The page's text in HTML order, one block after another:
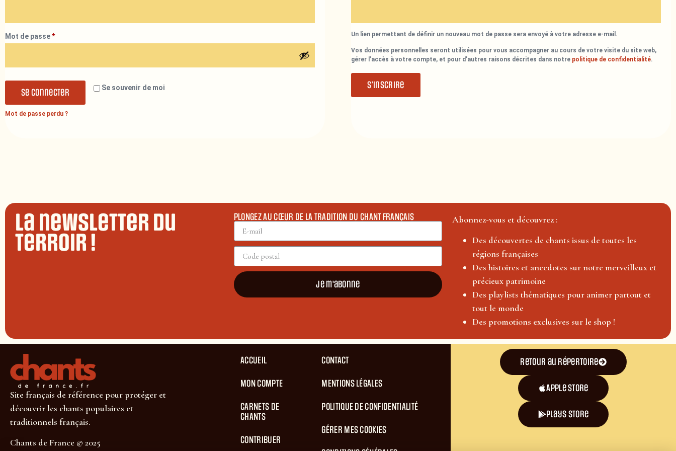
Mot de passe*
Se souvenir de moi
Se connecter
Mot de passe perdu ?
Un lien permettant de définir un nouveau mot de passe sera envoyé à votre adresse e-mail.
Vos données personnelles seront utilisées pour vous accompagner au cours de votre visite du site web,
gérer l’accès à votre compte, et pour d’autres raisons décrites dans notre politique de confidentialité.
S’inscrire
La newsletter du
terroir !
PLONGEZ AU CŒUR DE LA TRADITION DU CHANT FRANÇAIS
Je m'abonne
Abonnez-vous et découvrez :
Des découvertes de chants issus de toutes les
régions françaises
Des histoires et anecdotes sur notre merveilleux et
précieux patrimoine
Des playlists thématiques pour animer partout et
tout le monde
Des promotions exclusives sur le shop !
Site français de référence pour protéger et
découvrir les chants populaires et
traditionnels français.
Chants de France © 2025
ACCUEIL
MON COMPTE
CARNETS DE
CHANTS
CONTRIBUER
CONTACT
MENTIONS LÉGALES
POLITIQUE DE CONFIDENTIALITÉ
GÉRER MES COOKIES
Retour au répertoire
Apple Store
plays store